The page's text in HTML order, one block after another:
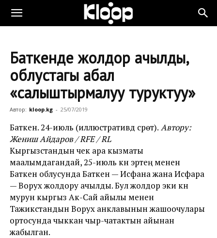
Баткенде жолдор ачылды,
облустагы абал
«салыштырмалуу туруктуу»
Автор: kloop.kg - 25/07/2019
Баткен. 24-июль (иллюстративдүү сүрөт). Автору:
Жениш Айдаров / RFE / RL
Кыргызстандын чек ара кызматы
маалымдагандай, 25-июль күнү эртең менен
Баткен облусунда Баткен — Исфана жана Исфара
— Ворух жолдору ачылды. Бул жолдор эки күн
мурун кыргыз Ак-Сай айылы менен
Тажикстандын Ворух анклавынын жашоочулары
ортосунда чыккан чыр-чатактын айынан
жабылган.